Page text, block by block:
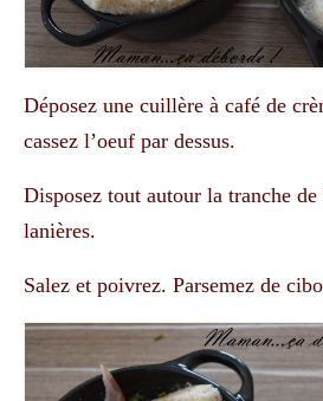
Déposez une cuillère à café de
cassez l’oeuf par dessus.
Disposez tout autour la tranche de
lanières.
Salez et poivrez. Parsemez de